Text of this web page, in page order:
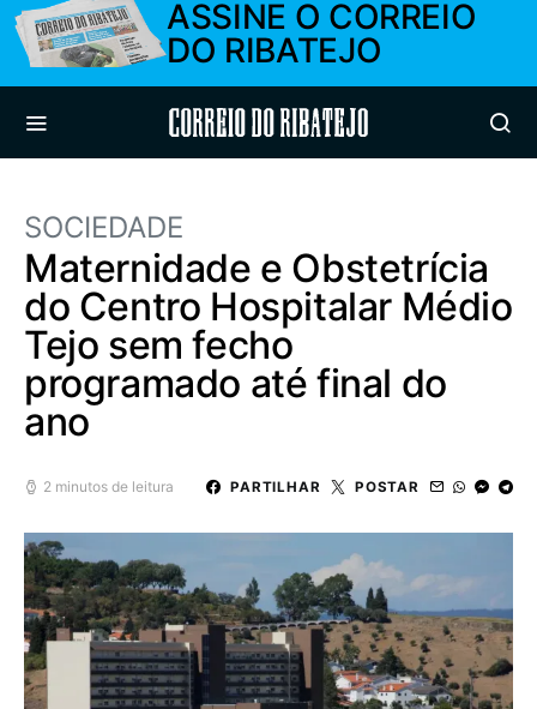
ASSINE O CORREIO
DO RIBATEJO
Correio do Ribatejo
SOCIEDADE
Maternidade e Obstetrícia
do Centro Hospitalar Médio
Tejo sem fecho
programado até final do
ano
2 minutos de leitura PARTILHAR POSTAR